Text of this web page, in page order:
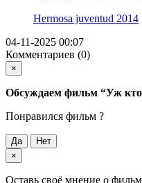
Hermosa juventud 2014
04-11-2025 00:07
Комментариев (0)
×
Обсуждаем фильм “Уж
Понравился фильм ?
Да
Нет
×
Оставь своё мнение о